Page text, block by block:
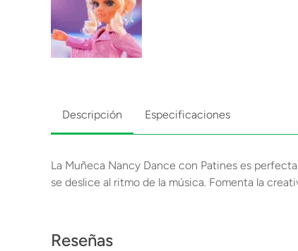
Descripción Especificaciones
La Muñeca Nancy Dance con Patines es
se deslice al ritmo de la música. Fomenta la
Reseñas